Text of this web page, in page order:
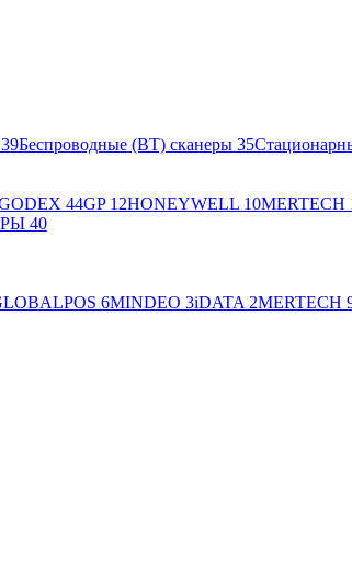
39Беспроводные (BT) сканеры 35
44GP12HONEYWELL 10MERTECH
40
6MINDEO 3iDATA 2MERTECH